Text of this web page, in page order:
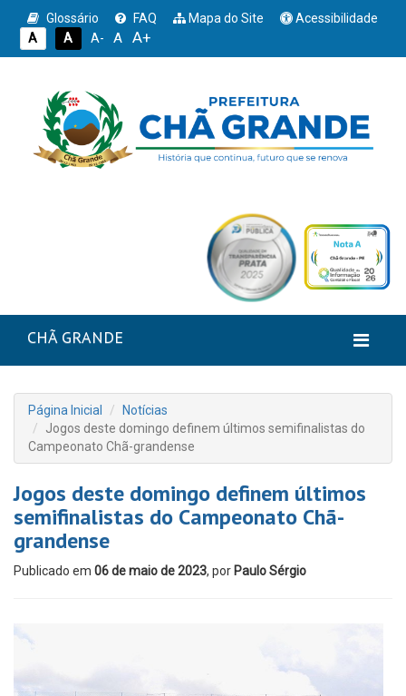
Glossário FAQ Mapa do Site
Acessibilidade
A
A A- A A+
CHÃ GRANDE
Página Inicial
Notícias
Jogos deste domingo definem últimos semifinalistas do
Campeonato Chã-grandense
Jogos deste domingo definem últimos
semifinalistas do Campeonato Chã-
grandense
Publicado em 06 de maio de 2023, por Paulo Sérgio